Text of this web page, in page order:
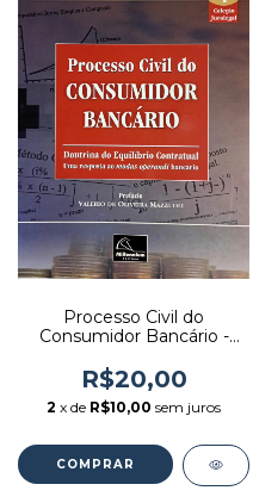
Processo Civil do
Consumidor Bancário -
Jurolegal - Autor: Mauro
Sérgio Rodrigues (2011)
[usado]
R$20,00
2 x de R$10,00 sem juros